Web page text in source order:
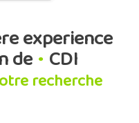
experience
de • CDI
recherche